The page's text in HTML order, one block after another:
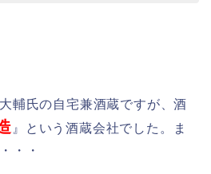
輔氏の自宅兼酒蔵ですが、酒
』という酒蔵会社でした。ま
・・